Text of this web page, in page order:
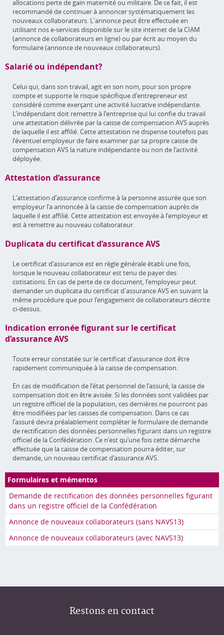
allocations perte de gain maternité ou militaire. De ce fait, il est
recommandé de continuer à annoncer systématiquement les
nouveaux collaborateurs. L'annonce peut être effectuée en
utilisant nos e-services disponible sur le site internet de la CIAM
(annonce de collaborateurs en ligne) ou par écrit au moyen du
formulaire (annonce de nouveaux collaborateurs).
Salarié ou indépendant?
Celui qui, dans son travail, agit en son nom, pour son propre
compte et supporte le risque spécifique d’entrepreneur est
considéré comme exerçant une activité lucrative indépendante.
L’indépendant doit remettre à l’entreprise qui lui confie du travail
une attestation délivrée par la caisse de compensation AVS auprès
de laquelle il est affilié. Cette attestation ne dispense toutefois pas
l’éventuel employeur de faire examiner par sa propre caisse de
compensation AVS la nature indépendante ou non de l’activité
déployée.
Attestation d’assurance
L’attestation d’assurance confirme à la personne assurée que son
employeur l’a annoncée à la caisse de compensation auprès de
laquelle il est affilié. Cette attestation est envoyée à l’employeur et
est à remettre au nouveau collaborateur.
Duplicata du certificat d’assurance AVS
Le certificat d’assurance est en règle générale établi une fois,
lorsque le nouveau collaborateur est tenu de payer des
cotisations. En cas de perte de ce document, l’employeur peut
demander un duplicata du certificat d'assurance AVS en suivant la
même procédure que pour l’engagement de collaborateurs décrite
ci-dessus.
Indication erronée figurant sur le certificat
d’assurance AVS
Toute erreur constatée sur le certificat d’assurance doit être
rapidement communiquée à la caisse de compensation.
En cas de modification de l’état personnel de l’assuré, la caisse de
compensation doit en être avisée. Si les données sont validées par
un registre officiel de la population, ces dernières ne pourront pas
être modifiées par les caisses de compensation. Dans ce cas
l’assuré devra préalablement compléter le formulaire de demande
de rectification des données personnelles figurant dans un registre
officiel de la Confédération. Ce n’est qu’une fois cette démarche
effectuée que la caisse de compensation pourra éditer, sur
demande, un nouveau certificat d’assurance AVS.
Formulaires et mémentos
Demande de rectification des données personnelles figurant
dans un registre officiel de la Confédération
Annonce de nouveaux collaborateurs (sans NAVS13)
Annonce de nouveaux collaborateurs (avec NAVS13)
Restons en contact